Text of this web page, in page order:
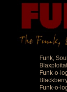
Funk,
Funk-o-
Funk-o-